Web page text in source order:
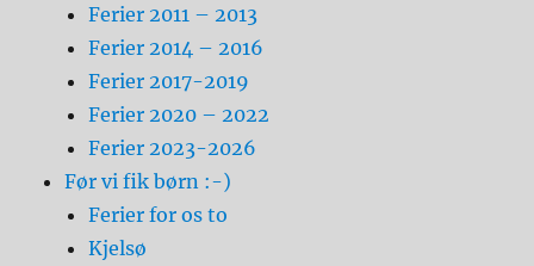
Ferier 2011 – 2013
Ferier 2014 – 2016
Ferier 2017-2019
Ferier 2020 – 2022
Ferier 2023-2026
Før vi fik børn :-)
Ferier for os to
Kjelsø